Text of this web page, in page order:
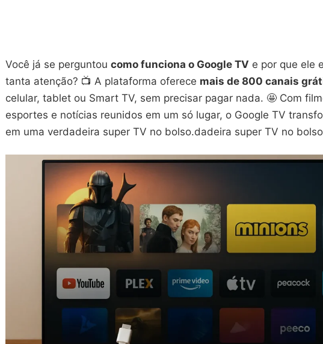
Você já se perguntou como funciona o Google TV e por que ele
tanta atenção? 📺 A plataforma oferece mais de 800 canais
celular, tablet ou Smart TV, sem precisar pagar nada. 🤩 Com
esportes e notícias reunidos em um só lugar, o Google TV
em uma verdadeira super TV no bolso.dadeira super TV no